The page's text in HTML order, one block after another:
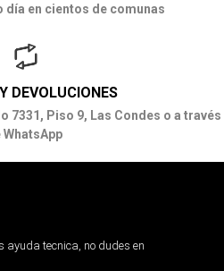
día en cientos de comunas
DEVOLUCIONES
7331, Piso 9, Las Condes o a través
WhatsApp
ayuda tecnica, no dudes en